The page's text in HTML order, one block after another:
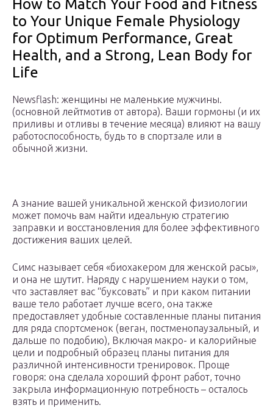
How to Match Your Food and Fitness
to Your Unique Female Physiology
for Optimum Performance, Great
Health, and a Strong, Lean Body for
Life
Newsflash: женщины не маленькие мужчины.
(основной лейтмотив от автора). Ваши гормоны (и их
приливы и отливы в течение месяца) влияют на вашу
работоспособность, будь то в спортзале или в
обычной жизни.
А знание вашей уникальной женской физиологии
может помочь вам найти идеальную стратегию
заправки и восстановления для более эффективного
достижения ваших целей.
Симс называет себя «биохакером для женской расы»,
и она не шутит. Наряду с нарушением науки о том,
что заставляет вас “буксовать” и при каком питании
ваше тело работает лучше всего, она также
предоставляет удобные составленные планы питания
для ряда спортсменок (веган, постменопаузальный, и
дальше по подобию), Включая макро- и калорийные
цели и подробный образец планы питания для
различной интенсивности тренировок. Проще
говоря: она сделала хороший фронт работ, точно
закрыла информационную потребность – осталось
взять и применить.